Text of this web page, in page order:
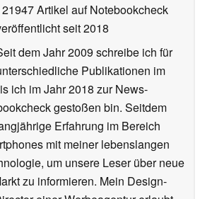
Artikel auf Notebookcheck
seit 2018
dem Jahr 2009 schreibe ich für
Publikationen im
ich im Jahr 2018 zur News-
gestoßen bin. Seitdem
Erfahrung im Bereich
mit meiner lebenslangen
um unsere Leser über neue
zu informieren. Mein Design-